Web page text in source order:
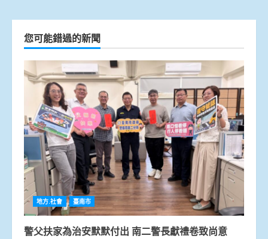
您可能錯過的新聞
地方.社會 臺南市
警父扶家為治安默默付出 南二警長獻禮卷致尚意